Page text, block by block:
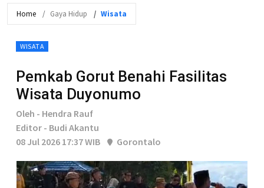
Home Gaya Hidup Wisata
WISATA
Pemkab Gorut Benahi Fasilitas
Wisata Duyonumo
Oleh - Hendra Rauf
Editor - Budi Akantu
08 Jul 2026 17:37 WIB
Gorontalo